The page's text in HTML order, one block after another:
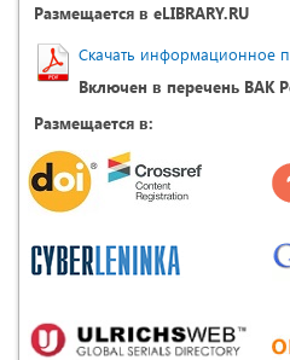
Размещается в eLIBRARY.RU
Скачать информационное
Включен в перечень ВАК
Размещается в: